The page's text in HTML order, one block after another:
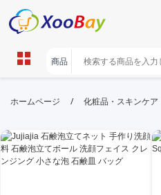
清潔 | XOOBAY
XOOBAY
家庭で実践できる清潔・衛生管理の
ホームページ / 化粧品・スキンケア